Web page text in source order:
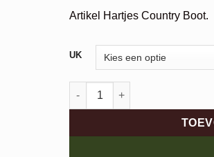
Artikel Hartjes Country Boot.
UK
Hartjes Country Boot aantal
Alternative: